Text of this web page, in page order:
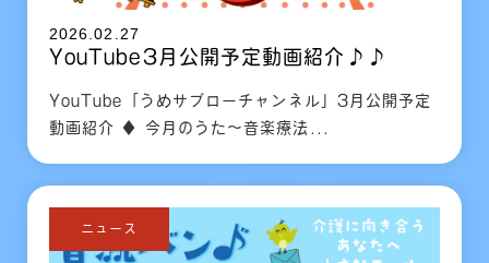
2026.02.27
YouTube3月公開予定動画紹介♪♪
YouTube「うめサブローチャンネル」3月公開予定
動画紹介 ♦ 今月のうた～音楽療法...
ニュース